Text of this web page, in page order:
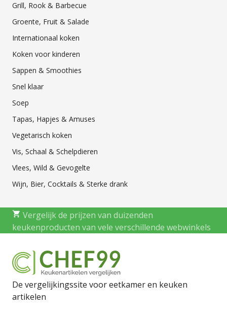
Grill, Rook & Barbecue
Groente, Fruit & Salade
Internationaal koken
Koken voor kinderen
Sappen & Smoothies
Snel klaar
Soep
Tapas, Hapjes & Amuses
Vegetarisch koken
Vis, Schaal & Schelpdieren
Vlees, Wild & Gevogelte
Wijn, Bier, Cocktails & Sterke drank
Vergelijk de prijzen van duizenden
keukenproducten van vele verschillende webwinkels
De vergelijkingssite voor eetkamer en keuken
artikelen